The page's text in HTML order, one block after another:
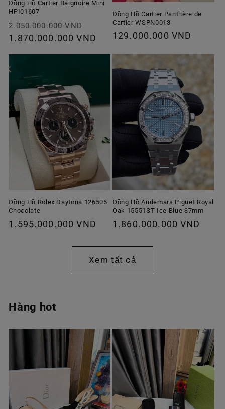
Đồng Hồ Cartier Baignoire Mini
HPI01607
Giá
thông
2.050.000.000 VND
ưu
1.870.000.000 VND
Đồng Hồ Cartier Panthère de
Cartier WSPN0013
Giá
thường
129.000.000 VND
Đồng Hồ Rolex Daytona 126505
Chocolate
Giá
1.595.000.000 VND
Đồng Hồ Audemars Piguet Royal
Oak 15551ST Ice Blue 37mm
Giá
thường
1.860.000.000 VND
Xem tất cả
Hàng hot